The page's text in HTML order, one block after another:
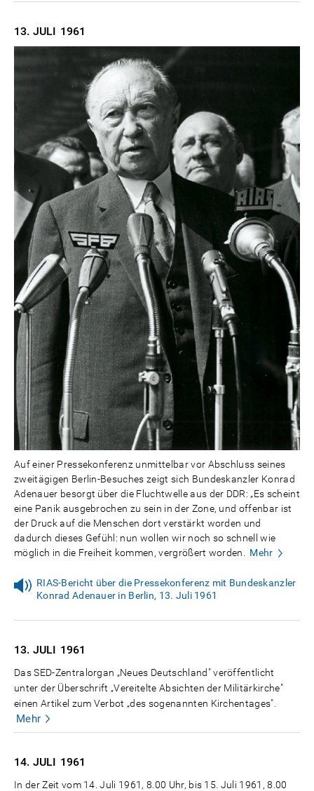
13. JULI 1961
Auf einer Pressekonferenz unmittelbar vor Abschluss seines
zweitägigen Berlin-Besuches zeigt sich Bundeskanzler Konrad
Adenauer besorgt über die Fluchtwelle aus der DDR: „Es scheint
eine Panik ausgebrochen zu sein in der Zone, und offenbar ist
der Druck auf die Menschen dort verstärkt worden und
dadurch dieses Gefühl: nun wollen wir noch so schnell wie
möglich in die Freiheit kommen, vergrößert worden.
Mehr
RIAS-Bericht über die Pressekonferenz mit Bundeskanzler
Konrad Adenauer in Berlin, 13. Juli 1961
13. JULI 1961
Das SED-Zentralorgan „Neues Deutschland" veröffentlicht
unter der Überschrift „Vereitelte Absichten der Militärkirche"
einen Artikel zum Verbot „des sogenannten Kirchentages".
Mehr
14. JULI 1961
In der Zeit vom 14. Juli 1961, 8.00 Uhr, bis 15. Juli 1961, 8.00